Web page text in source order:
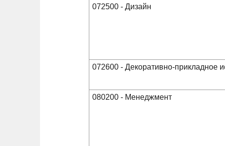
072500 - Дизайн
072600 - Декоративно-прикладное
080200 - Менеджмент